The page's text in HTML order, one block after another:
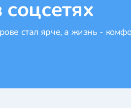
стал ярче, а жизнь -